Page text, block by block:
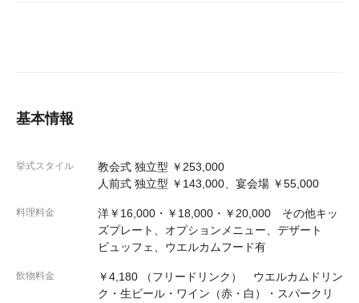
基本情報
挙式スタイル
教会式 独立型 ￥253,000
人前式 独立型 ￥143,000、宴会場 ￥55,000
料理料金
洋￥16,000・￥18,000・￥20,000 その他キッ
ズプレート、オプションメニュー、デザート
ビュッフェ、ウエルカムフード有
飲物料金
￥4,180 （フリードリンク） ウエルカムドリン
ク・生ビール・ワイン（赤・白）・スパークリ